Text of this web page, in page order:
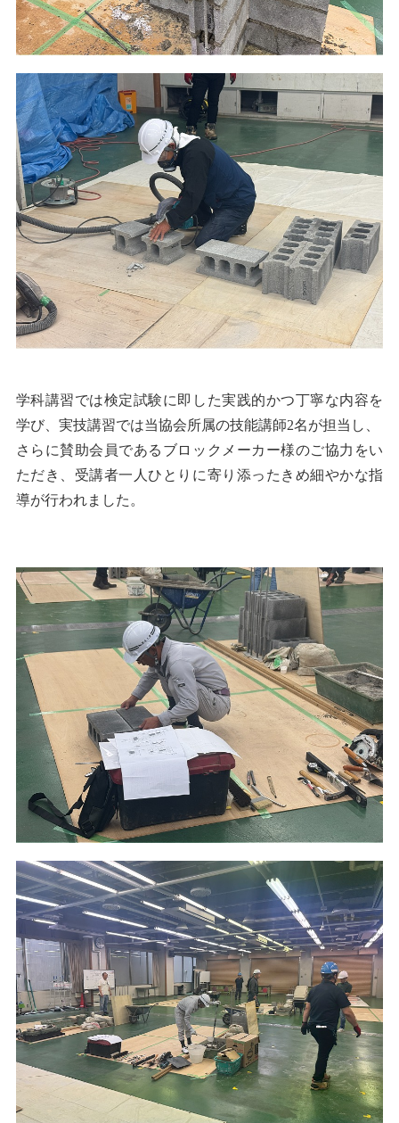
学科講習では検定試験に即した実践的かつ丁寧な内容を
学び、実技講習では当協会所属の技能講師2名が担当し、
さらに賛助会員であるブロックメーカー様のご協力をい
ただき、受講者一人ひとりに寄り添ったきめ細やかな指
導が行われました。